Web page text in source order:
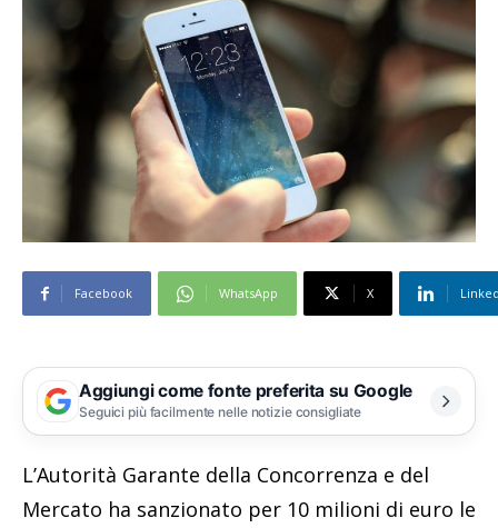
Facebook WhatsApp X
Aggiungi come fonte preferita su Google
Seguici più facilmente nelle notizie consigliate
L’Autorità Garante della Concorrenza e del
Mercato ha sanzionato per 10 milioni di euro le